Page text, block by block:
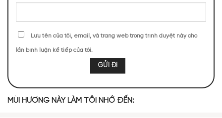
2 (4,65%)
TOP NOTES
Lưu tên của tôi, email, và trang web trong trình duyệt này cho
lần bình luận kế tiếp của tôi.
MÙI HƯƠNG NÀY LÀM TÔI NHỚ ĐẾN: